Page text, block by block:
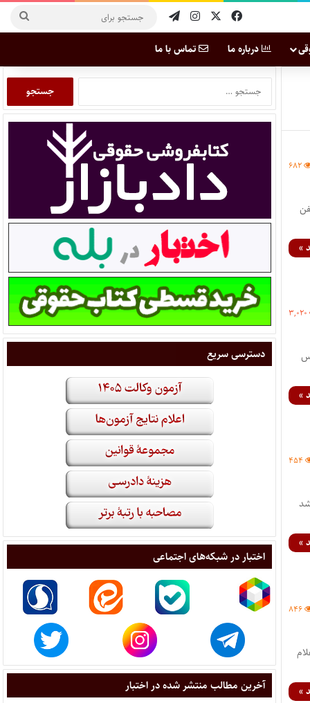
درباره ما تماس با ما
۶۸۲
تلفن
»
۳,۰۲۰
آدرس
»
۴۵۴
۶۰نفر تعیین شد
»
۸۴۶
»
دسترسی سریع
اختبار در شبکه‌های اجتماعی
آخرین مطالب منتشر شده در اختبار